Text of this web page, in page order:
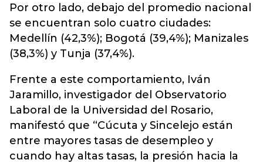
Por otro lado, debajo del promedio nacional
se encuentran solo cuatro ciudades:
Medellín (42,3%); Bogotá (39,4%); Manizales
(38,3%) y Tunja (37,4%).
Frente a este comportamiento, Iván
Jaramillo, investigador del Observatorio
Laboral de la Universidad del Rosario,
manifestó que “Cúcuta y Sincelejo están
entre mayores tasas de desempleo y
cuando hay altas tasas, la presión hacia la